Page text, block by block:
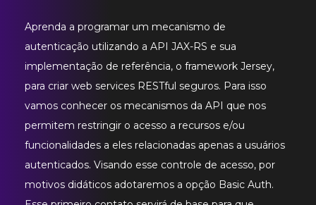
Aprenda a programar um mecanismo de
autenticação utilizando a API JAX-RS e sua
implementação de referência, o framework Jersey,
para criar web services RESTful seguros. Para isso
vamos conhecer os mecanismos da API que nos
permitem restringir o acesso a recursos e/ou
funcionalidades a eles relacionadas apenas a usuários
autenticados. Visando esse controle de acesso, por
motivos didáticos adotaremos a opção Basic Auth.